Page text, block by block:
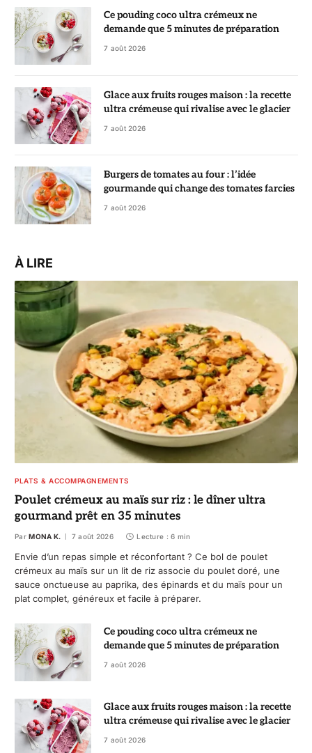
Ce pouding coco ultra crémeux ne
demande que 5 minutes de préparation
7 août 2026
Glace aux fruits rouges maison : la recette
ultra crémeuse qui rivalise avec le glacier
7 août 2026
Burgers de tomates au four : l’idée
gourmande qui change des tomates farcies
7 août 2026
À LIRE
PLATS & ACCOMPAGNEMENTS
Poulet crémeux au maïs sur riz : le dîner ultra
gourmand prêt en 35 minutes
Par MONA K. 7 août 2026 Lecture : 6 min
Envie d’un repas simple et réconfortant ? Ce bol de poulet
crémeux au maïs sur un lit de riz associe du poulet doré, une
sauce onctueuse au paprika, des épinards et du maïs pour un
plat complet, généreux et facile à préparer.
Ce pouding coco ultra crémeux ne
demande que 5 minutes de préparation
7 août 2026
Glace aux fruits rouges maison : la recette
ultra crémeuse qui rivalise avec le glacier
7 août 2026